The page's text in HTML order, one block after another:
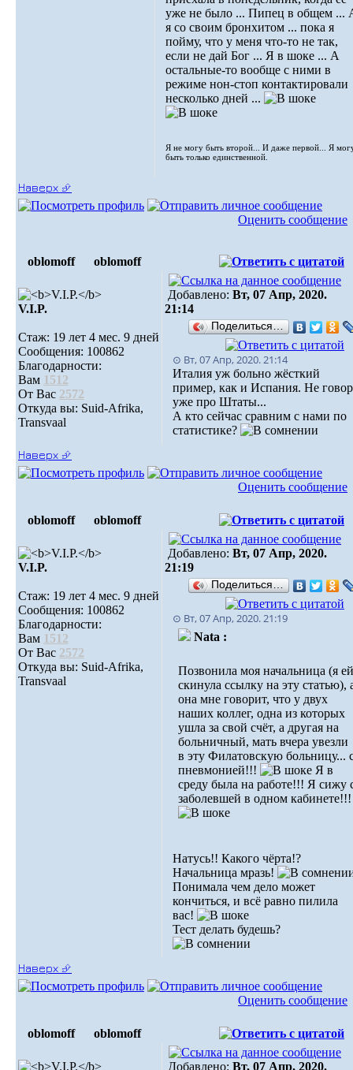
уже не было ... Пипец в общем ...
я со своим бронхитом ... пока я
пойму, что у меня что-то не так,
если не дай Бог ... Я в шоке ... А
остальные-то вообще с ними в
режиме нон-стоп контактировали
несколько дней ...
Я не могу быть второй... И даже первой... Я
быть только единственной.
Наверх ⮵
Оценить сообщение
oblomoff oblomoff
V.I.P.
Стаж: 19 лет 4 мес. 9 дней
Сообщения: 100862
Благодарности:
Вам 1512
От Вас 2572
Откуда вы: Suid-Afrika,
Transvaal
Добавлено: Вт, 07 Апр, 2020.
21:14
Поделиться…
⊙ Вт, 07 Апр, 2020. 21:14
Италия уж больно жёсткий
пример, как и Испания. Не
уже про Штаты...
А кто сейчас сравним с нами по
статистике?
Наверх ⮵
Оценить сообщение
oblomoff oblomoff
V.I.P.
Стаж: 19 лет 4 мес. 9 дней
Сообщения: 100862
Благодарности:
Вам 1512
От Вас 2572
Откуда вы: Suid-Afrika,
Transvaal
Добавлено: Вт, 07 Апр, 2020.
21:19
Поделиться…
⊙ Вт, 07 Апр, 2020. 21:19
Nata :
Позвонила моя начальница (я ей
скинула ссылку на эту статью),
она мне говорит, что у двух
наших коллег, одна из которых
ушла за свой счёт, а другая на
больничный, мать вчера увезли
в эту Филатовскую больницу...
пневмонией!!!
Я в
среду была на работе!!! Я сижу
заболевшей в одном кабинете!!!
Натусь!! Какого чёрта!?
Начальница мразь!
Понимала чем дело может
кончиться, и всё равно пилила
вас!
Тест делать будешь?
Наверх ⮵
Оценить сообщение
oblomoff oblomoff
Добавлено: Вт, 07 Апр, 2020.